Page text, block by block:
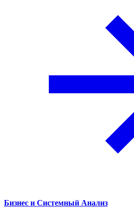
Бизнес и Системный Анализ